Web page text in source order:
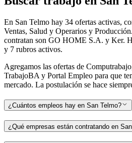
En San Telmo hay 34 ofertas activas,
Ventas, Salud y Operarios y
contratan son GO HOME S.A. y Ker.
y 7 rubros activos.
Agregamos las ofertas de
TrabajoBA y Portal Empleo para que
mercado. La postulación se hace
¿Cuántos empleos hay en San Telmo?
¿Qué empresas están contratando en